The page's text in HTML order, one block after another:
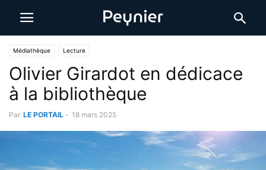
Médiathèque Lecture
Olivier Girardot en dédicace
à la bibliothèque
Par LE PORTAIL - 18 mars 2025